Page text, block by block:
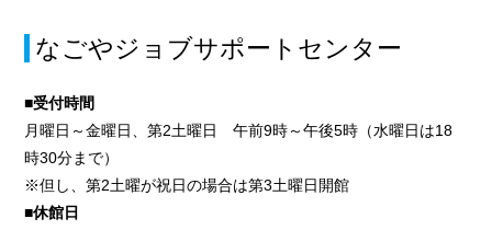
なごやジョブサポートセンター
■受付時間
月曜日～金曜日、第2土曜日 午前9時～午後5時（水曜日は18
時30分まで）
※但し、第2土曜が祝日の場合は第3土曜日開館
■休館日